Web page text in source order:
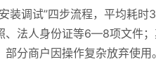
调试”四步流程，平均耗
、法人身份证等6—8项文件
分商户因操作复杂放弃使